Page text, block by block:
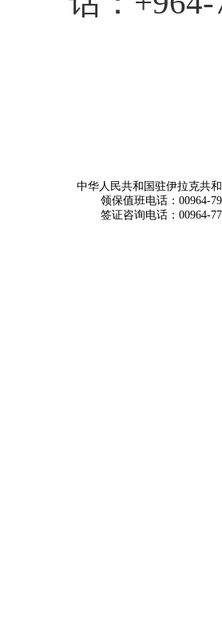
中华人民共和国驻伊拉克共
领保值班电话：00964-
签证咨询电话：00964-